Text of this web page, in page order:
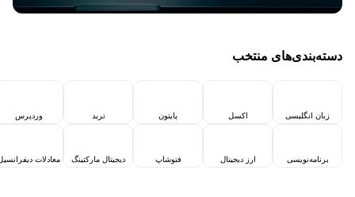
دسته‌بندی‌های منتخب
زبان انگلیسی
برنامه‌نویسی
اکسل
ارز دیجیتال
پایتون
فتوشاپ
ترید
دیجیتال مارکتینگ
وردپرس
معادلات